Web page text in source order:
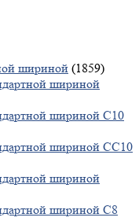
шириной (1859)
шириной
шириной С10
шириной СС10
шириной
шириной С8